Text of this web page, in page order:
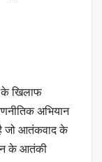
के खिलाफ
अभियान
जो आतंकवाद के
के आतंकी